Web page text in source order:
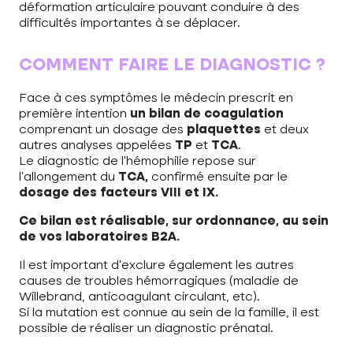
déformation articulaire pouvant conduire à des
difficultés importantes à se déplacer.
COMMENT FAIRE LE DIAGNOSTIC ?
Face à ces symptômes le médecin prescrit en
première intention un bilan de coagulation
comprenant un dosage des plaquettes et deux
autres analyses appelées TP et TCA.
Le diagnostic de l’hémophilie repose sur
l’allongement du TCA, confirmé ensuite par le
dosage des facteurs VIII et IX.
Ce bilan est réalisable, sur ordonnance, au sein
de vos laboratoires B2A.
Il est important d’exclure également les autres
causes de troubles hémorragiques (maladie de
Willebrand, anticoagulant circulant, etc).
Si la mutation est connue au sein de la famille, il est
possible de réaliser un diagnostic prénatal.